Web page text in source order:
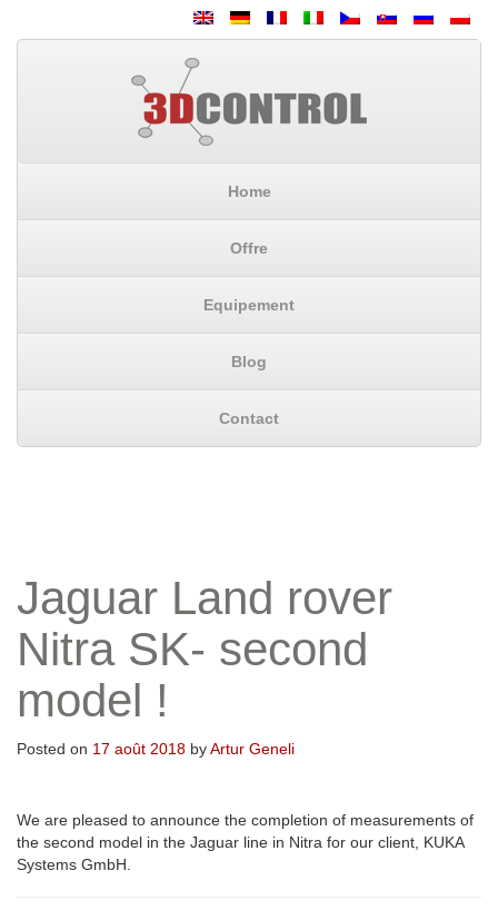
Home
Offre
Equipement
Blog
Contact
Jaguar Land rover
Nitra SK- second
model !
Posted on 17 août 2018 byArtur Geneli
We are pleased to announce the completion of measurements of
the second model in the Jaguar line in Nitra for our client, KUKA
Systems GmbH.